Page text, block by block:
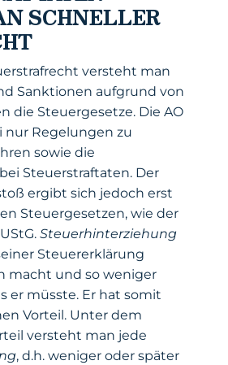
SCHNELLER
versteht man
Sanktionen aufgrund von
die Steuergesetze. Die AO
Regelungen zu
sowie die
Steuerstraftaten. Der
ergibt sich jedoch erst
Steuergesetzen, wie der
Steuerhinterziehung
Steuererklärung
macht und so weniger
er müsste. Er hat somit
Vorteil. Unter dem
versteht man jede
, d.h. weniger oder später